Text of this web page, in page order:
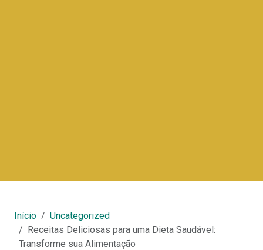
Início
Uncategorized
Receitas Deliciosas para uma Dieta Saudável:
Transforme sua Alimentação